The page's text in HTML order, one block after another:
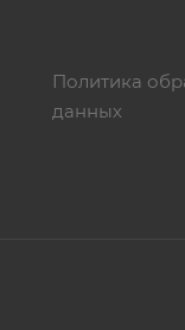
Политика
данных